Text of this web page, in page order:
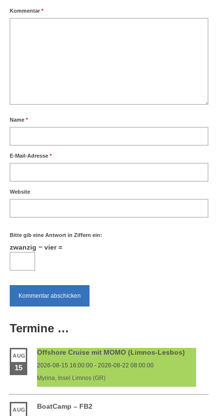
Kommentar *
Name *
E-Mail-Adresse *
Website
Bitte gib eine Antwort in Ziffern ein:
zwanzig − vier =
Termine …
AUG
15
Offshore Cruise mit MOMO (Limnos-Lesbos)
2026-08-15 16:00:00 - 2026-08-22 08:00:00
Myrina, Insel Limnos (GR)
AUG BoatCamp – FB2